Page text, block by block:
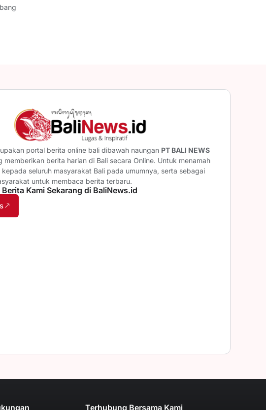
portal berita online bali dibawah naungan PT BALI NEWS
memberikan berita harian di Bali secara Online. Untuk menamah
seluruh masyarakat Bali pada umumnya, serta sebagai
untuk membaca berita terbaru.
Kami Sekarang di BaliNews.id
Terhubung Bersama Kami